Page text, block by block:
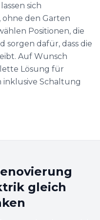
sich
den Garten
Positionen, die
sorgen dafür, dass die
Auf Wunsch
Lösung für
inklusive Schaltung
gleich